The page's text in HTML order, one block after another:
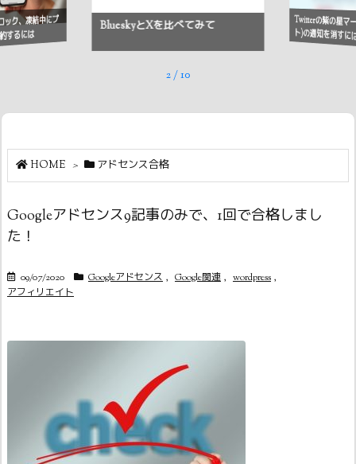
ク、凍結中にプ
するには
BlueskyとXを比べてみて Twitterの紫の星
ト)の通知を消すに
2/10
HOME > アドセンス合格
Googleアドセンス9記事のみで、1回で合格しまし
た！
09/07/2020 Googleアドセンス , Google関連 , wordpress ,
アフィリエイト